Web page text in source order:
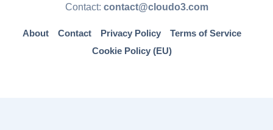
Contact: contact@cloudo3.com
About Contact Privacy Policy
Terms of Service
Cookie Policy (EU)